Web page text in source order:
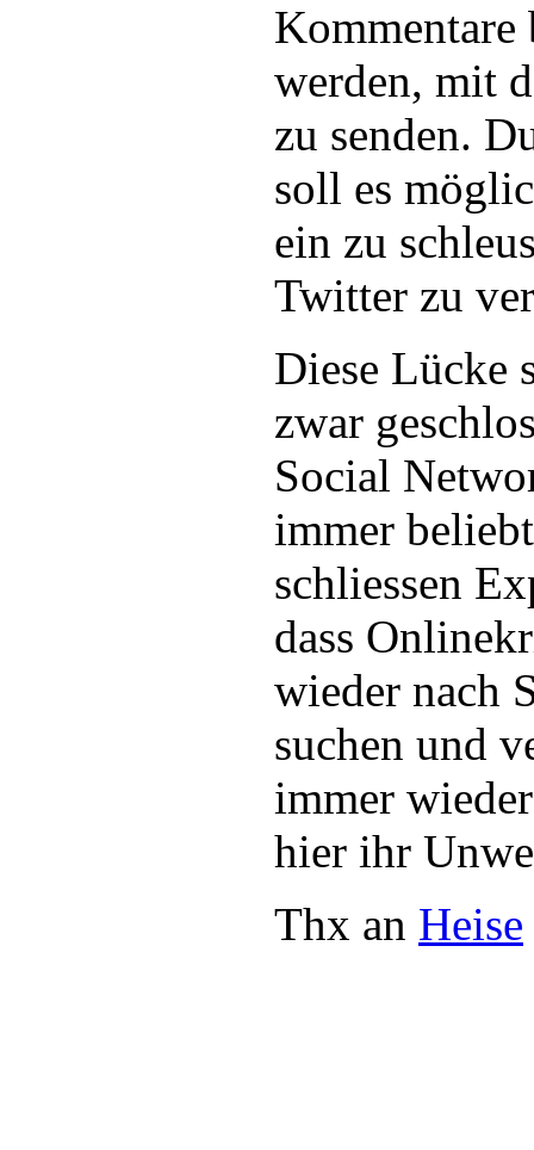
Kommentare
werden, mit
zu senden.
soll es
ein zu
Twitter zu
Diese Lücke
zwar
Social
immer
schliessen
dass
wieder nach
suchen und
immer
hier ihr
Thx an Heise